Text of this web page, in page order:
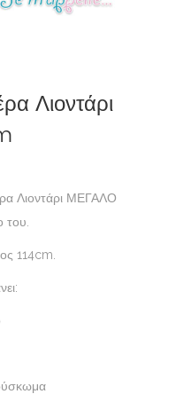
Λιοντάρι
Λιοντάρι ΜΕΓΑΛΟ
του.
114cm.